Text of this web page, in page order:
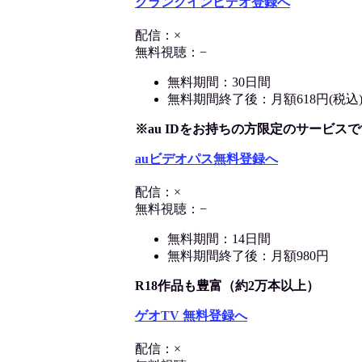
配信：×
無料視聴：−
無料期間：30日間
無料期間終了後：月額618円(税込)
※au IDをお持ちの方限定のサービス
auビデオパス無料登録へ
配信：×
無料視聴：−
無料期間：14日間
無料期間終了後：月額980円
R18作品も豊富（約2万本以上）
ゲオTV 無料登録へ
配信：×